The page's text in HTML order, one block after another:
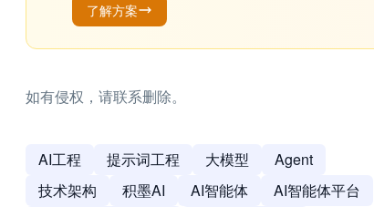
了解方案
如有侵权，请联系删除。
AI工程 提示词工程 大模型
Agent
技术架构
积墨AI AI智能体
AI智能体平台